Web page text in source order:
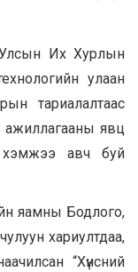
Улсын Их Хурлын
улаан
тариалалтаас
ажиллагааны явц
хэмжээ авч буй
яамны Бодлого,
хариултдаа,
“Хүнсний